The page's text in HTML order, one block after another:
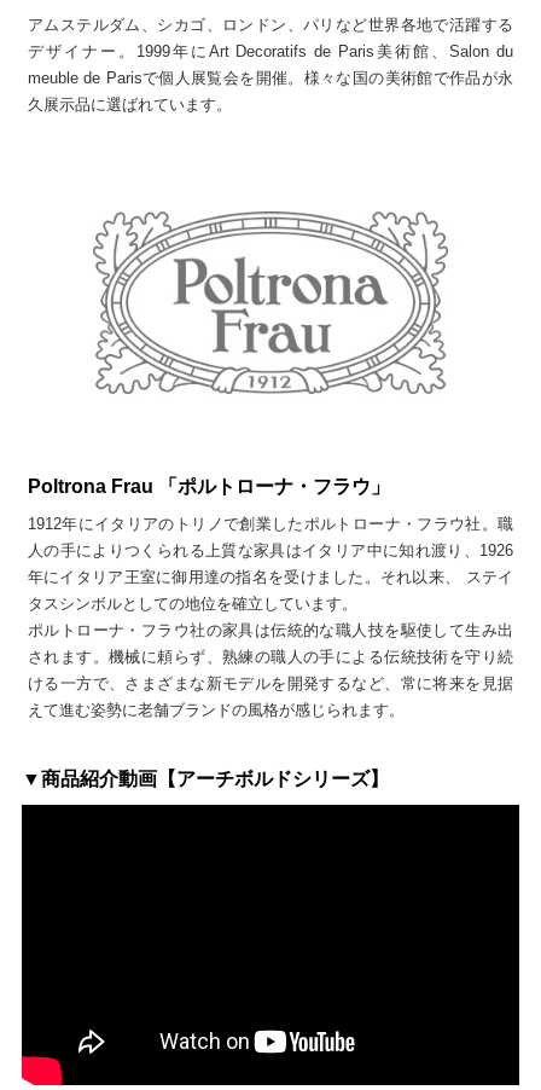
アムステルダム、シカゴ、ロンドン、パリなど世界各地で活躍する
デザイナー。1999年にArt Decoratifs de Paris美術館、Salon du
meuble de Parisで個人展覧会を開催。様々な国の美術館で作品が永
久展示品に選ばれています。
Poltrona Frau 「ポルトローナ・フラウ」
1912年にイタリアのトリノで創業したポルトローナ・フラウ社。職
人の手によりつくられる上質な家具はイタリア中に知れ渡り、1926
年にイタリア王室に御用達の指名を受けました。それ以来、 ステイ
タスシンボルとしての地位を確立しています。
ポルトローナ・フラウ社の家具は伝統的な職人技を駆使して生み出
されます。機械に頼らず、熟練の職人の手による伝統技術を守り続
ける一方で、さまざまな新モデルを開発するなど、常に将来を見据
えて進む姿勢に老舗ブランドの風格が感じられます。
▼商品紹介動画【アーチボルドシリーズ】